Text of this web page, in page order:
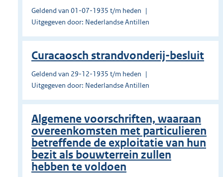
Geldend van 01-07-1935 t/m heden
Uitgegeven door: Nederlandse Antillen
Curacaosch strandvonderij-besluit
Geldend van 29-12-1935 t/m heden
Uitgegeven door: Nederlandse Antillen
Algemene voorschriften, waaraan
overeenkomsten met particulieren
betreffende de exploitatie van hun
bezit als bouwterrein zullen
hebben te voldoen